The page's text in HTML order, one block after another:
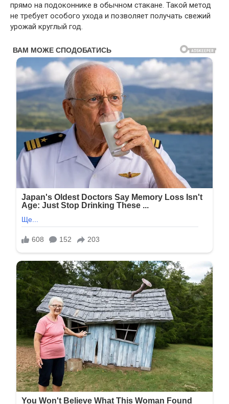
прямо на подоконнике в обычном стакане. Такой метод
не требует особого ухода и позволяет получать свежий
урожай круглый год.